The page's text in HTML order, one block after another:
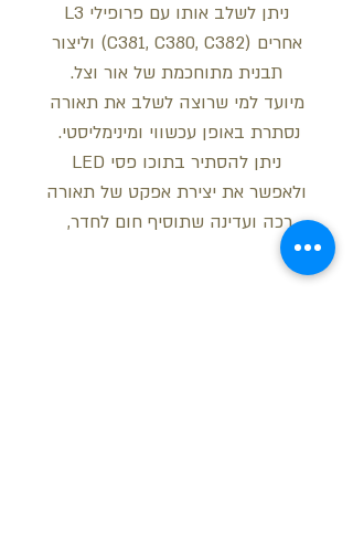
ניתן לשלב אותו עם פרופילי L3
אחרים (C381, C380, C382) וליצור
תבנית מתוחכמת של אור וצל.
מיועד למי שרוצה לשלב את תאורה
נסתרת באופן עכשווי ומינימליסטי.
ניתן להסתיר בתוכו פסי LED
ולאפשר את יצירת אפקט של תאורה
רכה ועדינה שתוסיף חום לחדר,